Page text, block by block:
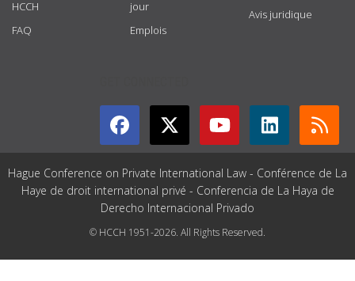
HCCH
FAQ
jour
Emplois
Avis juridique
Hague Conference on Private International Law - Conférence de La
Haye de droit international privé - Conferencia de La Haya de
Derecho Internacional Privado
© HCCH 1951-2026. All Rights Reserved.